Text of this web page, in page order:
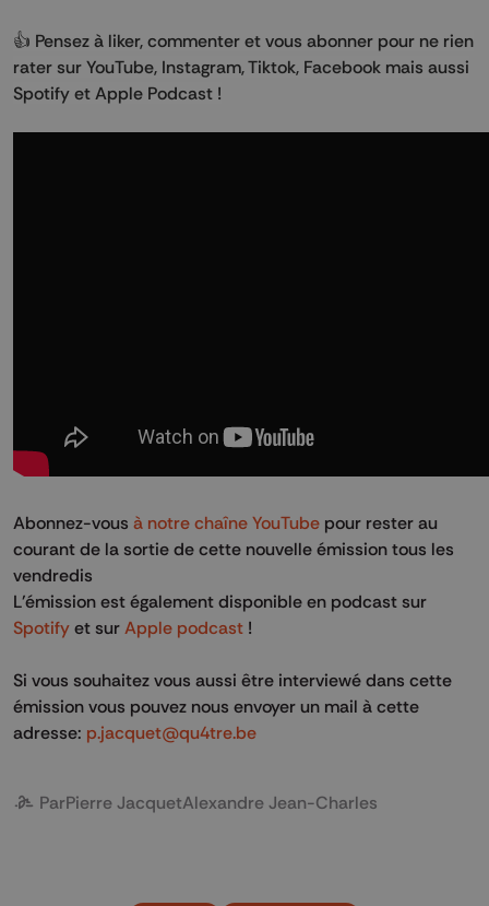
👍 Pensez à liker, commenter et vous abonner pour ne rien
rater sur YouTube, Instagram, Tiktok, Facebook mais aussi
Spotify et Apple Podcast !
Abonnez-vous à notre chaîne YouTube pour rester au
courant de la sortie de cette nouvelle émission tous les
vendredis
L'émission est également disponible en podcast sur
Spotify et sur Apple podcast !
Si vous souhaitez vous aussi être interviewé dans cette
émission vous pouvez nous envoyer un mail à cette
adresse: p.jacquet@qu4tre.be
ParPierre JacquetAlexandre Jean-Charles